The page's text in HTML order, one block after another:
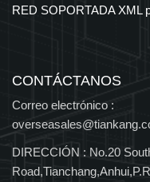
y exportación
múltiples distinciones
RED SOPORTADA XML
CONTÁCTANOS
Correo electrónico :
DIRECCIÓN : No.20